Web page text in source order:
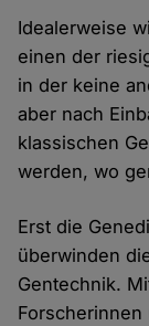
Idealerweise
einen der
in der keine
aber nach
klassischen
werden, wo
Erst die
überwinden
Gentechnik.